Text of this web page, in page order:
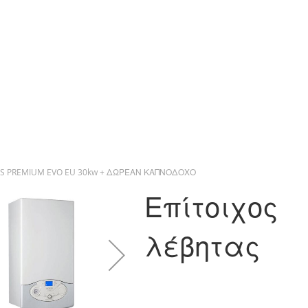
PREMIUM EVO EU 30kw + ΔΩΡΕΑΝ ΚΑΠΝΟΔΟΧΟ
Επίτοιχος
λέβητας